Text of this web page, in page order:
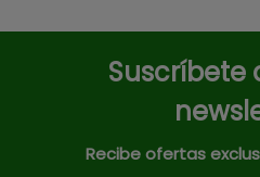
Suscríbete
Recibe ofertas